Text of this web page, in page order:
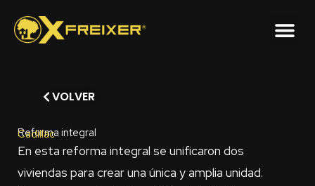
contenido
VOLVER
Reforma integral
Cadillac
En esta reforma integral se unificaron dos
viviendas para crear una única y amplia unidad.